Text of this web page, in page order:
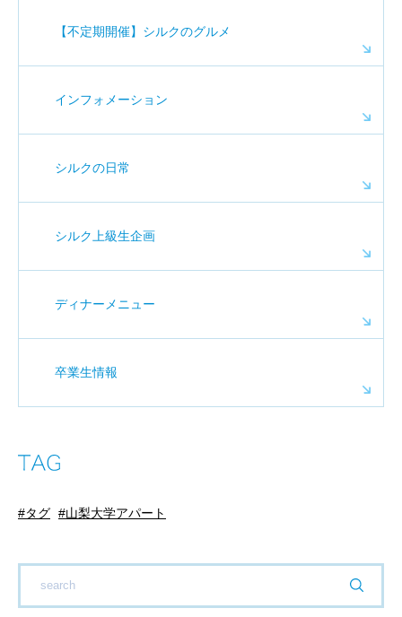
【不定期開催】シルクのグルメ
インフォメーション
シルクの日常
シルク上級生企画
ディナーメニュー
卒業生情報
タグ 山梨大学アパート